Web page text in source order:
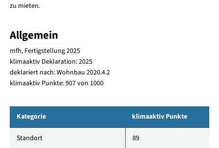
zu mieten.
Allgemein
mfh, Fertigstellung 2025
klimaaktiv Deklaration: 2025
deklariert nach: Wohnbau 2020.4.2
klimaaktiv Punkte: 907 von 1000
Kategorie klimaaktiv Punkte
Standort 89